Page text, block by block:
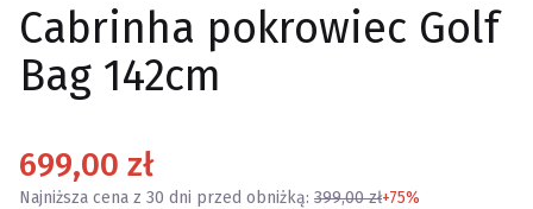
Cabrinha pokrowiec Golf
Bag 142cm
699,00 zł
Najniższa cena z 30 dni przed obniżką: 399,00 zł+75%